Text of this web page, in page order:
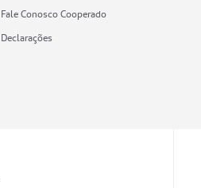
Fale Conosco Cooperado
Declarações